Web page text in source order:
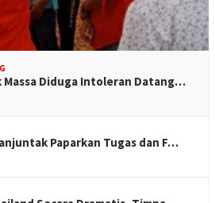
Massa Diduga Intoleran Datang…
Paparkan Tugas dan F…